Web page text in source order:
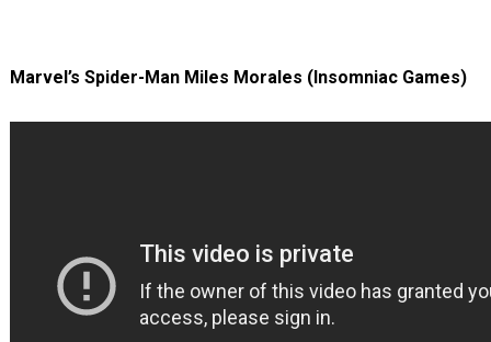
Marvel’s Spider-Man Miles Morales (Insomniac Games)